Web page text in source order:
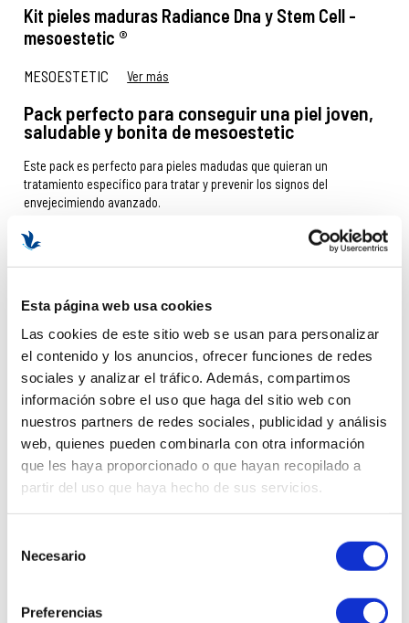
Esta página web usa cookies
Las cookies de este sitio web se usan para personalizar
el contenido y los anuncios, ofrecer funciones de redes
sociales y analizar el tráfico. Además, compartimos
información sobre el uso que haga del sitio web con
nuestros partners de redes sociales, publicidad y análisis
web, quienes pueden combinarla con otra información
que les haya proporcionado o que hayan recopilado a
partir del uso que haya hecho de sus servicios.
Necesario
Preferencias
Kit pieles maduras Radiance Dna y Stem Cell -
mesoestetic ®
MESOESTETIC Ver más
Pack perfecto para conseguir una piel joven,
saludable y bonita de mesoestetic
Este pack es perfecto para pieles madudas que quieran un
tratamiento específico para tratar y prevenir los signos del
envejecimiendo avanzado.
Ups, este producto ha sido
descatalogado.
¿Quieres que te enseñemos
cosméticos similares?
QUIERO VERLOS
602 253 402